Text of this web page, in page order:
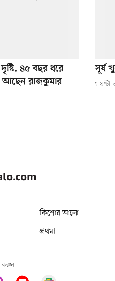
৪৫ বছর ধরে
আছেন রাজকুমার
সূর্য
৭
কিশোর আলো
প্রথমা
করুন